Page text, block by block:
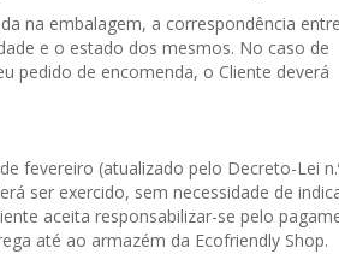
na embalagem, a correspondência
e o estado dos mesmos. No caso de
pedido de encomenda, o Cliente deverá
fevereiro (atualizado pelo Decreto-Lei
ser exercido, sem necessidade de
aceita responsabilizar-se pelo
até ao armazém da Ecofriendly Shop.